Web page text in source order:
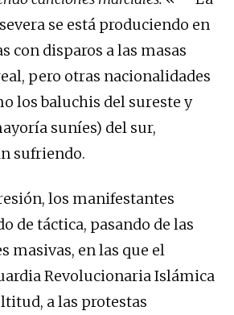
se está produciendo en
con disparos a las masas
pero otras nacionalidades
los baluchis del sureste y
suníes) del sur,
sufriendo.
los manifestantes
de táctica, pasando de las
masivas, en las que el
Revolucionaria Islámica
a las protestas